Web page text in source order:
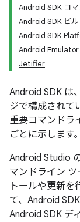
Android SDK コ
Android SDK ビ
Android SDK
Android Emulator
Jetifier
Android SDK は
ジで構成されて
重要コマンドラ
ごとに示します。
Android Studio
マンドライン
トールや更新を
て、Android
Android SDK デ